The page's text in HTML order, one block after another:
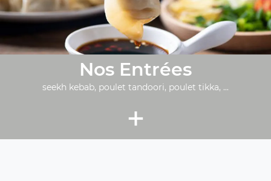
Nos Entrées
seekh kebab, poulet tandoori, poulet tikka, ...
+